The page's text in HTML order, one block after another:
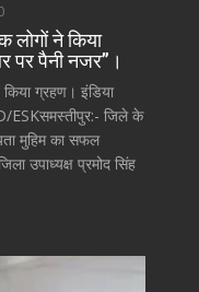
ने किया
पर पैनी नजर”।
ग्रहण। इंडिया
ESKसमस्तीपुर:- जिले के
मुहिम का सफल
उपाध्यक्ष प्रमोद सिंह